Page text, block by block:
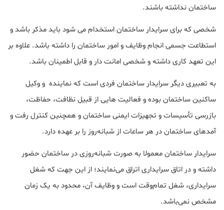
ساختمان نداشته باشند.
شخصی که برای سرایدار ساختمان استخدام می شود باید مذکر باشد و
استطاعت جسمی انجام وظایف و امور ساختمان را داشته باشد. علاوه بر
این تعهد کاری داشته و شخصی امانت دار و قابل اطمینان باشد.
به تعبیری دیگر سرایدار ساختمان فردی است که نماینده و وکیل
ساکنین ساختمان بوده و فعالیت هایی از قبیل نظافت، حفاظت،
بازرسی تأسیسات و تجهیزات ایمنی ساختمان و همچنین کنترل رفت و
آمدهای ساختمان در هر ساعات از شبانه‌روز را بر عهده دارد.
سرایدار ساختمان معمولا به‌ صورت شبانه‌روزی در ساختمان حضور
داشته و در اتاق سرایداری اتراق می‌نمایند؛ از این جهت که شغل
سرایداری، شغل تمام‌وقت است و وظایف آن، محدود به یک زمان
مشخص نمی‌باشد.